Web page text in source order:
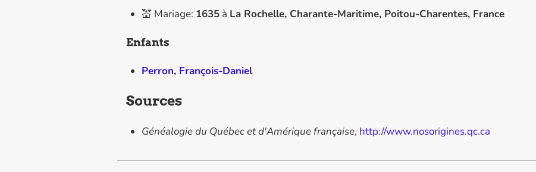
💒 Mariage: 1635à La Rochelle, Charante-Maritime, Poitou-Charentes, France
Enfants
Perron, François-Daniel
Sources
Généalogie du Québec et d'Amérique française, http://www.nosorigines.qc.ca